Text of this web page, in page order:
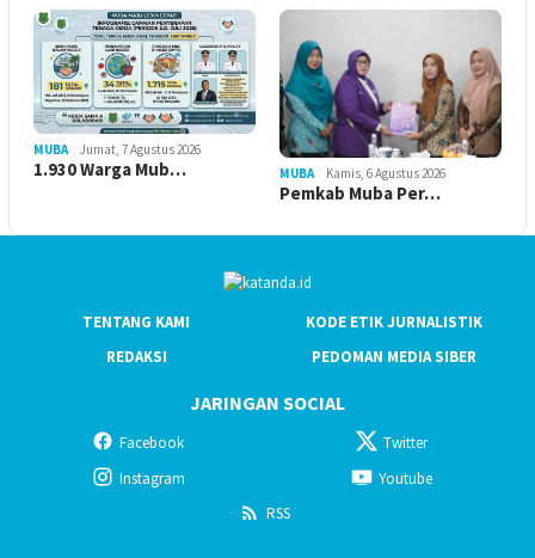
MUBA Jumat, 7 Agustus 2026
1.930 Warga Mub… MUBA Kamis, 6 Agustus 2026
Pemkab Muba Per…
TENTANG KAMI
KODE ETIK JURNALISTIK
REDAKSI
PEDOMAN MEDIA SIBER
JARINGAN SOCIAL
Facebook
Twitter
Instagram
Youtube
RSS